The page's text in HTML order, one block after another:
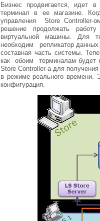
Бизнес продвигается, идет
терминал в ее магазине.
управления Store Controller-
решение продолжать
виртуальной машины. Для
необходим репликатор
составная часть системы.
как обоим терминалам будет
Store Controller-а для
в режиме реального времени.
конфигурация.